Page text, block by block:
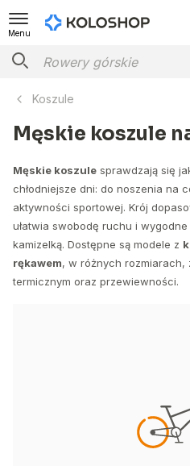
Menu
Koszule
Męskie koszule
Męskie koszule sprawdzają się
chłodniejsze dni: do noszenia na
aktywności sportowej. Krój
ułatwia swobodę ruchu i wygodne
kamizelką. Dostępne są modele z
rękawem, w różnych rozmiarach,
termicznym oraz przewiewności.